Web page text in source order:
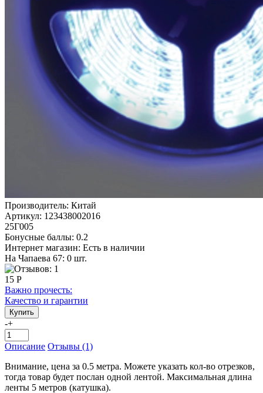
Производитель: Китай
Артикул: 123438002016
25Г005
Бонусные баллы: 0.2
Интернет магазин: Есть в наличии
На Чапаева 67: 0 шт.
15 Р
Важно прочесть:
Качество и гарантии
-+
Описание Отзывы (1)
Внимание, цена за 0.5 метра. Можете указать кол-во отрезков,
тогда товар будет послан одной лентой. Максимальная длина
ленты 5 метров (катушка).